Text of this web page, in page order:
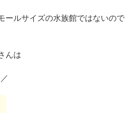
ールサイズの水族館ではないので
んは